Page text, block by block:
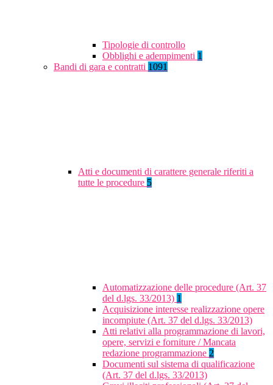
Tipologie di controllo
Obblighi e adempimenti 1
Bandi di gara e contratti 1091
Atti e documenti di carattere generale riferiti a
tutte le procedure 5
Automatizzazione delle procedure (Art. 37
del d.lgs. 33/2013) 1
Acquisizione interesse realizzazione opere
incompiute (Art. 37 del d.lgs. 33/2013)
Atti relativi alla programmazione di lavori,
opere, servizi e forniture / Mancata
redazione programmazione 2
Documenti sul sistema di qualificazione
(Art. 37 del d.lgs. 33/2013)